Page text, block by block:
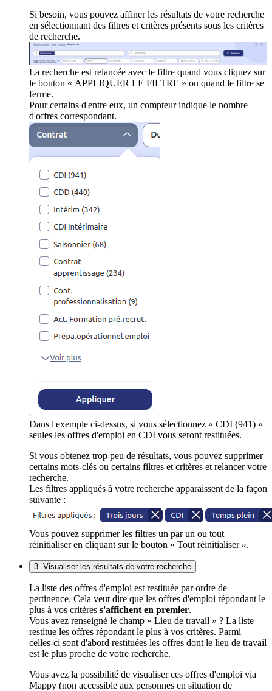
Si besoin, vous pouvez affiner les résultats de votre recherche
en sélectionnant des filtres et critères présents sous les critères
de recherche.
La recherche est relancée avec le filtre quand vous cliquez sur
le bouton « APPLIQUER LE FILTRE » ou quand le filtre se
ferme.
Pour certains d'entre eux, un compteur indique le nombre
d'offres correspondant.
Dans l'exemple ci-dessus, si vous sélectionnez « CDI (941) »
seules les offres d'emploi en CDI vous seront restituées.
Si vous obtenez trop peu de résultats, vous pouvez supprimer
certains mots-clés ou certains filtres et critères et relancer votre
recherche.
Les filtres appliqués à votre recherche apparaissent de la façon
suivante :
Vous pouvez supprimer les filtres un par un ou tout
réinitialiser en cliquant sur le bouton « Tout réinitialiser ».
3. Visualiser les résultats de votre recherche
La liste des offres d'emploi est restituée par ordre de
pertinence. Cela veut dire que les offres d'emploi répondant le
plus à vos critères s'affichent en premier.
Vous avez renseigné le champ « Lieu de travail » ? La liste
restitue les offres répondant le plus à vos critères. Parmi
celles-ci sont d'abord restituées les offres dont le lieu de travail
est le plus proche de votre recherche.
Vous avez la possibilité de visualiser ces offres d'emploi via
Mappy (non accessible aux personnes en situation de